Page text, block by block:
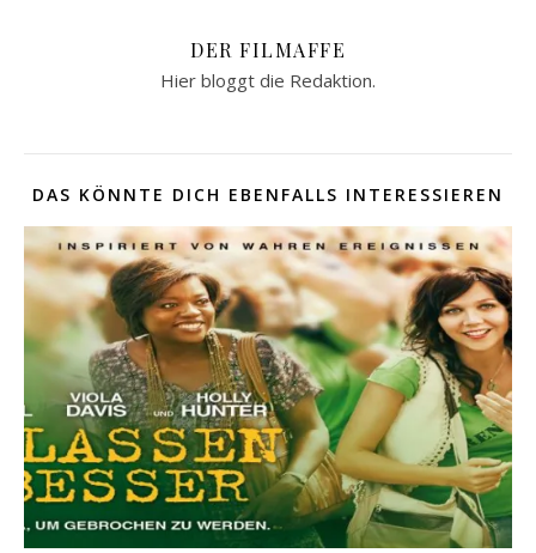
DER FILMAFFE
Hier bloggt die Redaktion.
DAS KÖNNTE DICH EBENFALLS INTERESSIEREN